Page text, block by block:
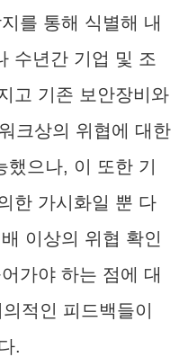
를 통해 식별해 내
수년간 기업 및 조
고 기존 보안장비와
크상의 위협에 대한
으나, 이 또한 기
한 가시화일 뿐 다
이상의 위협 확인
가야 하는 점에 대
적인 피드백들이
.